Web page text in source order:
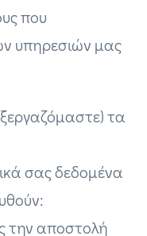
που
υπηρεσιών μας
τα
σας δεδομένα
την αποστολή